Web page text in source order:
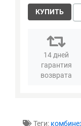
КУПИТЬ
14 дней
гарантия
возврата
Теги: